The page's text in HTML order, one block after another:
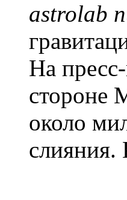
astrolab
На
стороне
около
слияния.